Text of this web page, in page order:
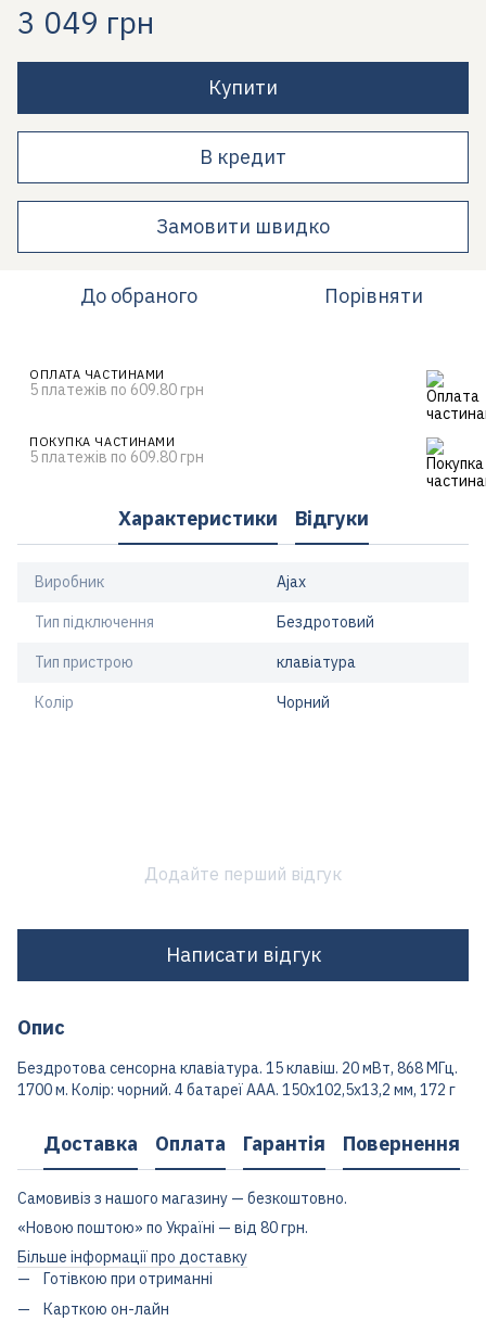
3 049 грн
Купити
В кредит
Замовити швидко
До обраного Порівняти
ОПЛАТА ЧАСТИНАМИ
5 платежів по 609.80 грн
ПОКУПКА ЧАСТИНАМИ
5 платежів по 609.80 грн
Характеристики Відгуки
Виробник Ajax
Тип підключення Бездротовий
Тип пристрою клавіатура
Колір Чорний
Додайте перший відгук
Написати відгук
Опис
Бездротова сенсорна клавіатура. 15 клавіш. 20 мВт, 868 МГц.
1700 м. Колір: чорний. 4 батареї ААА. 150х102,5х13,2 мм, 172 г
Доставка Оплата Гарантія Повернення
Самовивіз з нашого магазину — безкоштовно.
«Новою поштою» по Україні — від 80 грн.
Більше інформації про доставку
Готівкою при отриманні
Карткою он-лайн